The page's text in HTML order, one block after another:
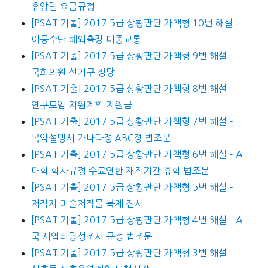
휴양림 요금규정
[PSAT 기출] 2017 5급 상황판단 가책형 10번 해설 –
이동수단 해외출장 대중교통
[PSAT 기출] 2017 5급 상황판단 가책형 9번 해설 –
국회의원 선거구 정당
[PSAT 기출] 2017 5급 상황판단 가책형 8번 해설 –
연구모임 지원계획 지원금
[PSAT 기출] 2017 5급 상황판단 가책형 7번 해설 –
복약설명서 가나다정 ABC정 법조문
[PSAT 기출] 2017 5급 상황판단 가책형 6번 해설 – A
대학 학사규정 수료연한 재적기간 휴학 법조문
[PSAT 기출] 2017 5급 상황판단 가책형 5번 해설 –
저작자 미술저작물 복제 전시
[PSAT 기출] 2017 5급 상황판단 가책형 4번 해설 – A
국 사업타당성조사 규정 법조문
[PSAT 기출] 2017 5급 상황판단 가책형 3번 해설 –